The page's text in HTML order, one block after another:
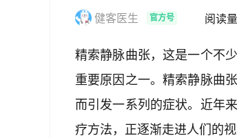
健客医生 官方号 阅读
精索静脉曲张，这是一个不
重要原因之一。精索静脉曲
而引发一系列的症状。近年
疗方法，正逐渐走进人们的视